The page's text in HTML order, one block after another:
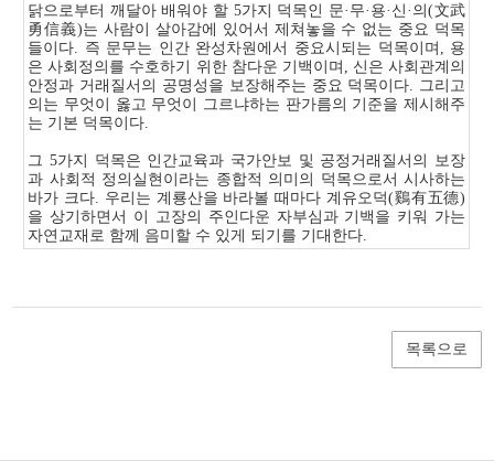
닭으로부터 깨달아 배워야 할 5가지 덕목인 문·무·용·신·의(文武
勇信義)는 사람이 살아감에 있어서 제쳐놓을 수 없는 중요 덕목
들이다. 즉 문무는 인간 완성차원에서 중요시되는 덕목이며, 용
은 사회정의를 수호하기 위한 참다운 기백이며, 신은 사회관계의
안정과 거래질서의 공명성을 보장해주는 중요 덕목이다. 그리고
의는 무엇이 옳고 무엇이 그르냐하는 판가름의 기준을 제시해주
는 기본 덕목이다.
그 5가지 덕목은 인간교육과 국가안보 및 공정거래질서의 보장
과 사회적 정의실현이라는 종합적 의미의 덕목으로서 시사하는
바가 크다. 우리는 계룡산을 바라볼 때마다 계유오덕(鷄有五德)
을 상기하면서 이 고장의 주인다운 자부심과 기백을 키워 가는
자연교재로 함께 음미할 수 있게 되기를 기대한다.
목록으로